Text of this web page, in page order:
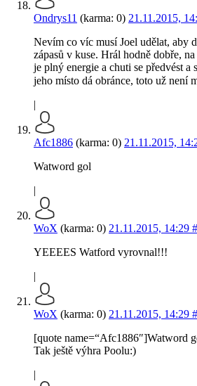
Ondrys11 (karma: 0) 21.11.2015,
Nevím co víc musí Joel udělat, aby
zápasů v kuse. Hrál hodně dobře,
je plný energie a chuti se předvést a
jeho místo dá obránce, toto už není
|
Afc1886 (karma: 0) 21.11.2015,
Watword gol
|
WoX (karma: 0) 21.11.2015, 14:29
YEEEES Watford vyrovnal!!!
|
WoX (karma: 0) 21.11.2015, 14:29
[quote name=“Afc1886″]Watword
Tak ještě výhra Poolu:)
|